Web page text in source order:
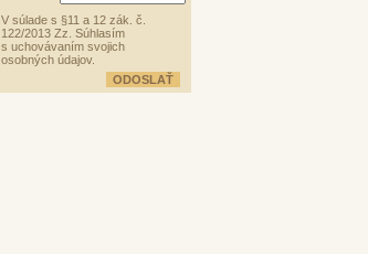
V súlade s §11 a 12 zák. č.
122/2013 Zz. Súhlasím
s uchovávaním svojich
osobných údajov.